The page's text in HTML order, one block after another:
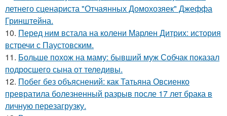
летнего сценариста "Отчаянных Домохозяек" Джеффа
Гринштейна.
10. Перед ним встала на колени Марлен Дитрих: история
встречи с Паустовским.
11. Больше похож на маму: бывший муж Собчак показал
подросшего сына от теледивы.
12. Побег без объяснений: как Татьяна Овсиенко
превратила болезненный разрыв после 17 лет брака в
личную перезагрузку.